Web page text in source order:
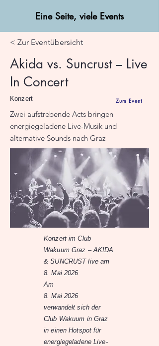
Eine Seite, viele Events
< Zur Eventübersicht
Akida vs. Suncrust – Live
In Concert
Konzert Zum Event
Zwei aufstrebende Acts bringen
energiegeladene Live-Musik und
alternative Sounds nach Graz
Konzert im Club
Wakuum Graz – AKIDA
& SUNCRUST live am
8. Mai 2026
Am
8. Mai 2026
verwandelt sich der
Club Wakuum in Graz
in einen Hotspot für
energiegeladene Live-